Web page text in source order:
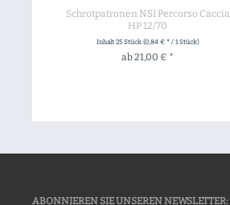
Schrotpatronen NSI Percorso Caccia
HP 12/70
Inhalt25 Stück(0,84 € * / 1 Stück)
ab 21,00 € *
ABONNIEREN SIE UNSEREN NEWSLETTER: